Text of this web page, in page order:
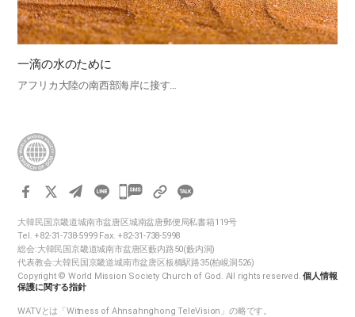
一滴の水のために
アフリカ大陸の南西部海岸に接す…
카
오
톡
공
하
大韓民国京畿道城南市盆唐区城南盆唐郵便局私書箱119号
Tel. +82-31-738-5999 Fax. +82-31-738-5998
総会:大韓民国京畿道城南市盆唐区藪内路50(藪内洞)
代表教会:大韓民国京畿道城南市盆唐区板橋駅路35(柏峴洞526)
Copyright © World Mission Society Church of God. All rights reserved.個人情報
保護に関する指針
WATVとは「Witness of Ahnsahnghong TeleVision」の略です。